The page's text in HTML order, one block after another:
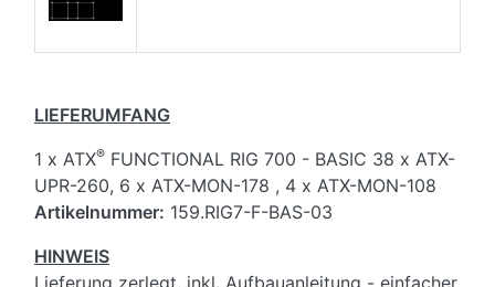
LIEFERUMFANG
1 x ATX® FUNCTIONAL RIG 700 - BASIC 38 x ATX-
UPR-260, 6 x ATX-MON-178 , 4 x ATX-MON-108
Artikelnummer: 159.RIG7-F-BAS-03
HINWEIS